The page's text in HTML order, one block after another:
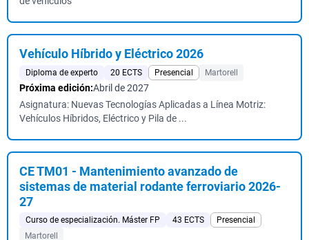
Vehículo Híbrido y Eléctrico 2026
Diploma de experto 20 ECTS Presencial Martorell
Próxima edición:Abril de 2027
Asignatura: Nuevas Tecnologías Aplicadas a Línea Motriz:
Vehículos Híbridos, Eléctrico y Pila de ...
CE TM01 - Mantenimiento avanzado de
sistemas de material rodante ferroviario 2026-
27
Curso de especialización. Máster FP 43 ECTS
Presencial
Martorell